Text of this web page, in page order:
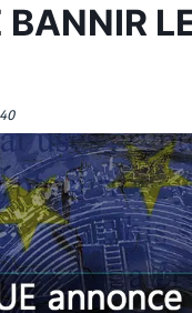
BANNIR